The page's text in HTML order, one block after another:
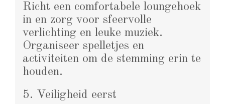
Richt een comfortabele loungehoek
in en zorg voor sfeervolle
verlichting en leuke muziek.
Organiseer spelletjes en
activiteiten om de stemming erin te
houden.
5. Veiligheid eerst